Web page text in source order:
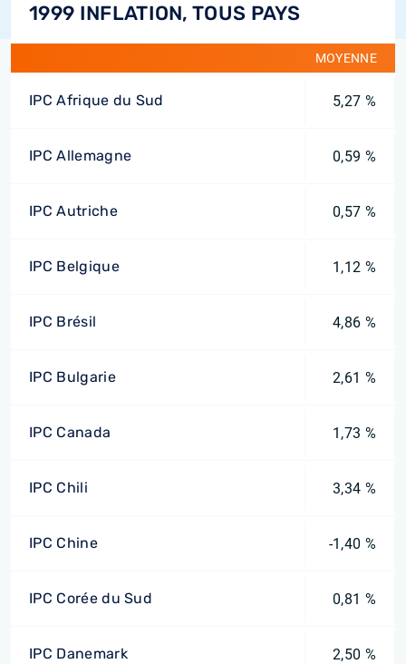
1999 INFLATION, TOUS PAYS
MOYENNE
IPC Afrique du Sud 5,27 %
IPC Allemagne 0,59 %
IPC Autriche 0,57 %
IPC Belgique 1,12 %
IPC Brésil 4,86 %
IPC Bulgarie 2,61 %
IPC Canada 1,73 %
IPC Chili 3,34 %
IPC Chine -1,40 %
IPC Corée du Sud 0,81 %
IPC Danemark 2,50 %